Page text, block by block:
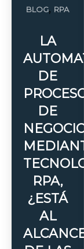
BLOG, RPA
LA
DE
DE
NEGOCIO
RPA,
¿ESTÁ
AL
ALCANCE